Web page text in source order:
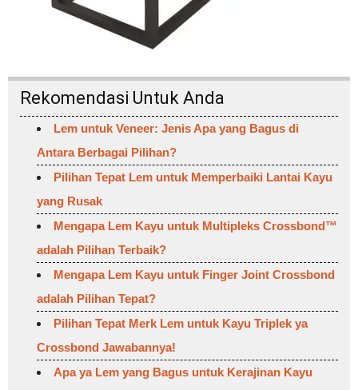
Rekomendasi Untuk Anda
Lem untuk Veneer: Jenis Apa yang Bagus di
Antara Berbagai Pilihan?
Pilihan Tepat Lem untuk Memperbaiki Lantai Kayu
yang Rusak
Mengapa Lem Kayu untuk Multipleks Crossbond™
adalah Pilihan Terbaik?
Mengapa Lem Kayu untuk Finger Joint Crossbond
adalah Pilihan Tepat?
Pilihan Tepat Merk Lem untuk Kayu Triplek ya
Crossbond Jawabannya!
Apa ya Lem yang Bagus untuk Kerajinan Kayu